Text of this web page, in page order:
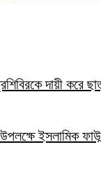
দায়ী করে
ইসলামিক